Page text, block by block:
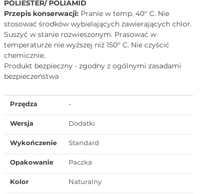
POLIESTER/ POLIAMID
Przepis konserwacji: Pranie w temp. 40° C. Nie
stosować środków wybielających zawierających chlor.
Suszyć w stanie rozwieszonym. Prasować w
temperaturze nie wyższej niż 150° C. Nie czyścić
chemicznie.
Produkt bezpieczny - zgodny z ogólnymi zasadami
bezpieczeństwa
Przędza -
Wersja Dodatki
Wykończenie Standard
Opakowanie Paczka
Kolor Naturalny